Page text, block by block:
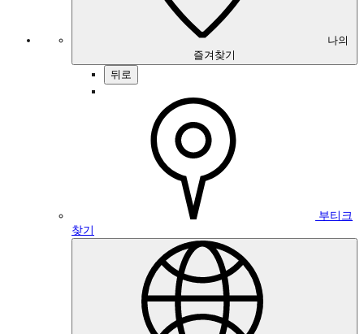
즐겨찾기
뒤로
부티크
찾기